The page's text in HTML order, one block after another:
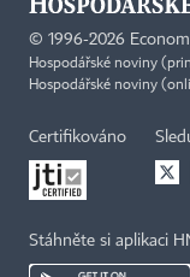
© 1996-2026
Hospodářské noviny
Hospodářské noviny
Certifikováno
Stáhněte si aplikaci